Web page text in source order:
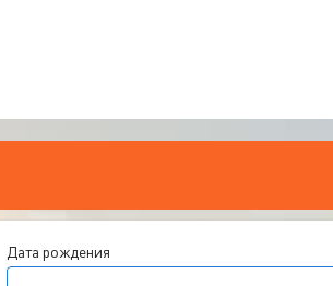
Дата рождения